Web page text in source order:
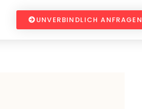
UNVERBINDLICH ANFRAGEN